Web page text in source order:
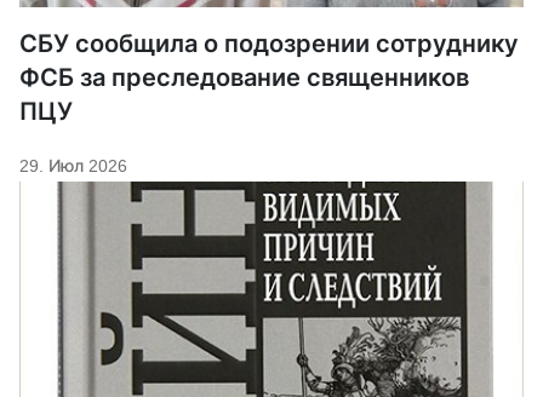
СБУ сообщила о подозрении сотруднику
ФСБ за преследование священников
ПЦУ
29. Июл 2026